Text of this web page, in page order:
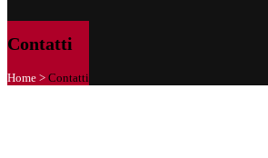
Contatti
Home > Contatti